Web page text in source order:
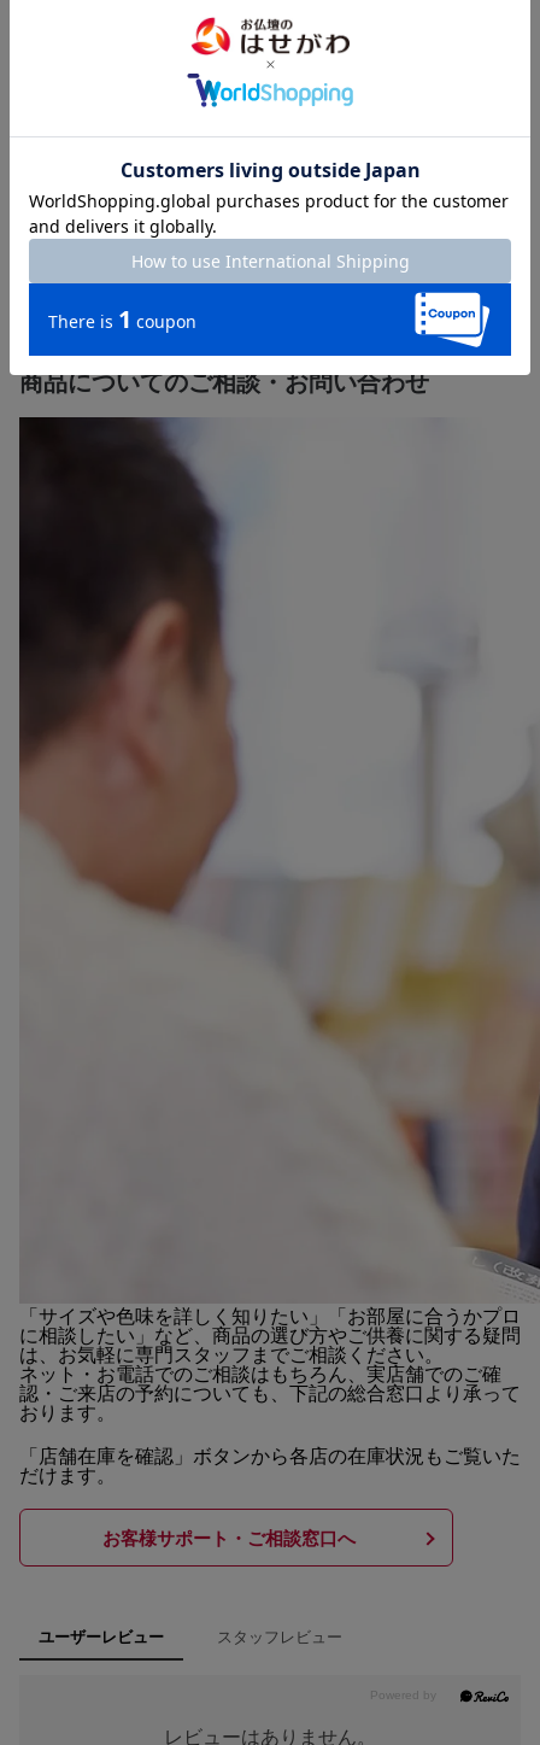
るサービスを提供しています。
樹木葬・墓じまい・法事ギフト・仏花の定期便・ご相続のサポー
ト・遺品整理まで、一生涯のパートナーとしてお客様のお悩みに
【店舗一覧】はこちら＞＞
【墓石の販売】や【終活・相続】
は各詳細ページをご確認くだ
さい。
商品についてのご相談・お問い合わせ
「サイズや色味を詳しく知りたい」「お部屋に合うかプロ
に相談したい」など、商品の選び方やご供養に関する疑問
は、お気軽に専門スタッフまでご相談ください。
ネット・お電話でのご相談はもちろん、実店舗でのご確
認・ご来店の予約についても、下記の総合窓口より承って
おります。
「店舗在庫を確認」ボタンから各店の在庫状況もご覧いた
だけます。
お客様サポート・ご相談窓口へ
ユーザーレビュー スタッフレビュー
レビューはありません。